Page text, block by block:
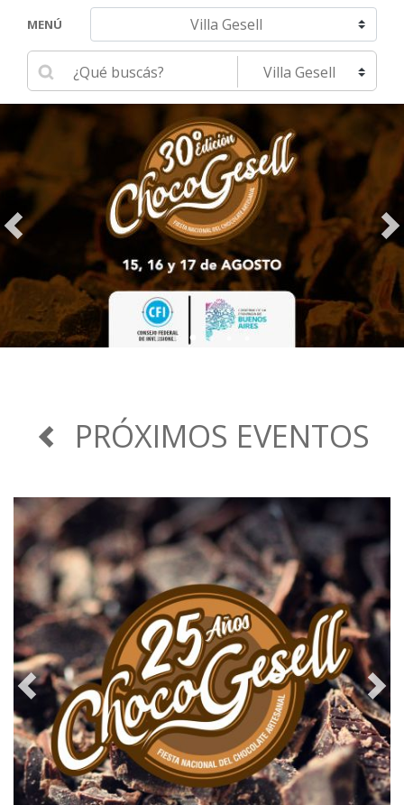
MENÚ Navegar hacia otra localidad
Ingrese su búsqueda Seleccione una localidad
PRÓXIMOS EVENTOS